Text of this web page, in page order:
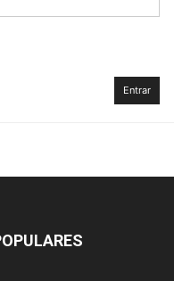
Entrar